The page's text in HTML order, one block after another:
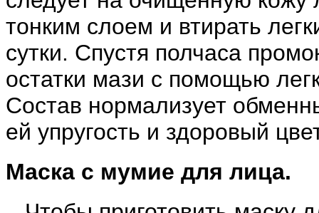
тонким слоем и втирать
сутки. Спустя полчаса
остатки мази с помощью
Состав нормализует
ей упругость и здоровый
Маска с мумие для лица.